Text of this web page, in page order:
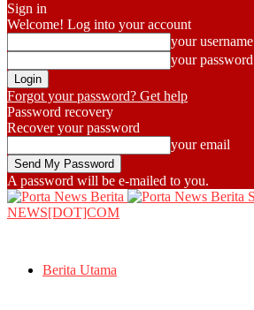
Sign in
Welcome! Log into your account
your username
your password
Forgot your password? Get help
Password recovery
Recover your password
your email
A password will be e-mailed to you.
NEWS[DOT]COM
Berita Utama